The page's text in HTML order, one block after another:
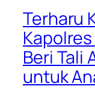
Terharu
Beri Tali
untuk